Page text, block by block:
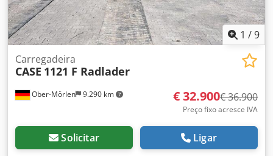
1 /9
Ober-Mörlen 9.290 km
Carregadeira
CASE 1121 F Radlader
€ 32.900€ 36.900
Preço fixo acresce IVA
Solicitar Ligar